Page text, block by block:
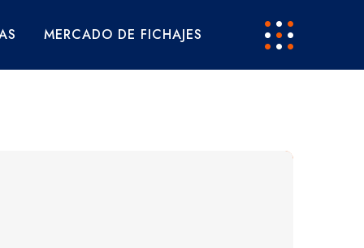
MERCADO DE FICHAJES